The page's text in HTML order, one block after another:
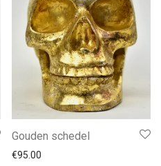
Gouden schedel
€95.00